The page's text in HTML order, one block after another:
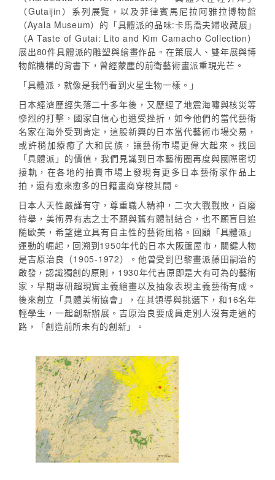
（Gutaijin）系列展覽，以及菲律賓馬尼拉阿雅拉博物館
（Ayala Museum）的「具體派的品味:卡馬喬夫婦收藏展」
（A Taste of Gutai: Lito and Kim Camacho Collection）
展出80件具體派的雕塑與繪畫作品。在策展人、雙年展與博
物館機構的背書下，曾經蒙塵的前衛藝術畫派重現光芒。
「具體派，就像是我們看到火星生物一樣。」
日本經濟歷經失落二十多年後，又歷經了地震海嘯與核災等
慘烈的打擊，國家自信心也遭受挫折，如今他們的當代藝術
名家在海外受到肯定，這股新興的日本當代藝術市場交易，
或許稍加療癒了大和民族，讓藝術市場更偉大起來。找回
「具體派」的價值，我們見識到日本藝術圈再度與國際密切
接軌，在各地的拍賣市場上發現有更多日本藝術家作品上
拍，還有愈來愈多的日籍畫商穿梭其間。
日本人天性嚴謹有守，尊重職人精神，二次大戰戰敗，百廢
待舉，美術界有志之士不願與舊有體制結合，也不願盲目追
隨歐美，希望建立具有自主性的藝術風格。回顧「具體派」
運動的崛起，回溯到1950年代的日本大阪蘆屋市，關鍵人物
是吉原治良（1905-1972）。他曾受到巴黎畫派藤田嗣治的
啟發，認識獨創的原則，1930年代吉原即是大有可為的藝術
家，早期專研超現實主義繪畫以及抽象表現主義藝術有成。
後來創立「具體美術協會」，在其領導與挑選下，和16名年
輕學生，一起創新辦展。吉原治良要成員走別人沒有走過的
路，「創造前所未有的創新」。